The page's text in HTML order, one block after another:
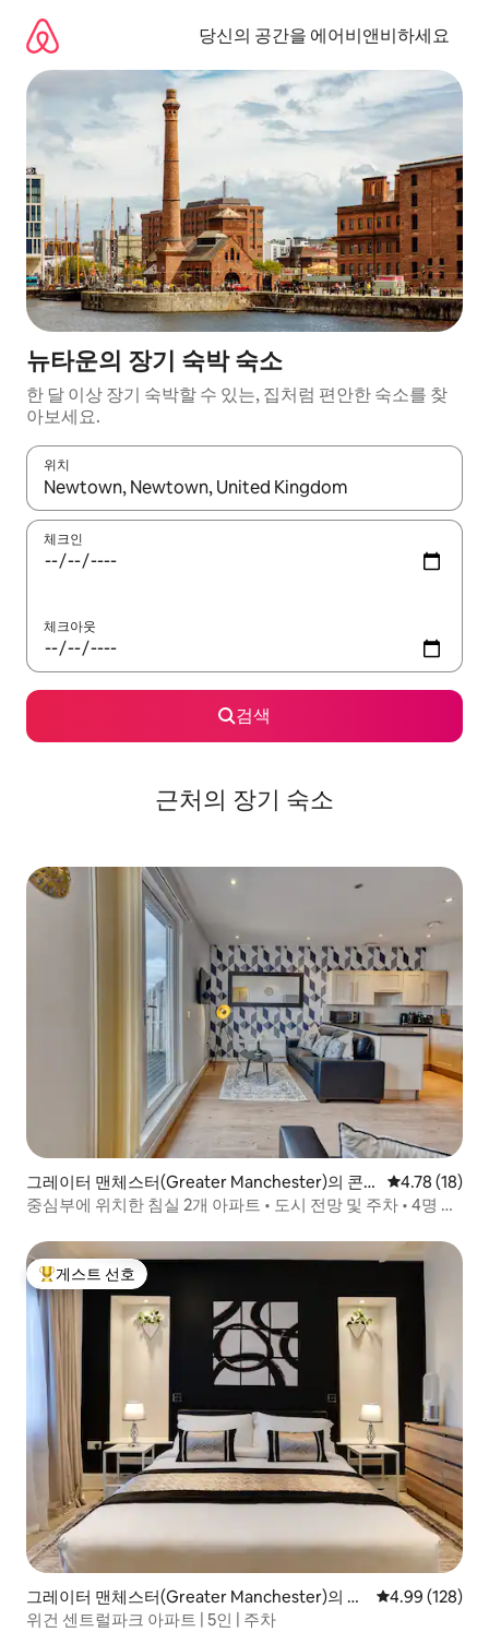
당신의 공간을 에어비앤비하세요
뉴타운의 장기 숙박 숙소
한 달 이상 장기 숙박할 수 있는, 집처럼 편안한 숙소를 찾
아보세요.
위치
결과가 나오면 위·아래 화살표 키를 사용하거나 터치 또는 스와이
체크인
체크아웃
검색
근처의 장기 숙소
그레이터 맨체스터(Greater Manchester)의 콘
도미니엄
평점 4.78점
4.78 (18)
중심부에 위치한 침실 2개 아파트 • 도시 전망 및 주차 • 4명 숙
상위 게스트 선호
게스트 선호
그레이터 맨체스터(Greater Manchester)의 콘
도미니엄
평점 4.99점(5
4.99 (128)
위건 센트럴파크 아파트 | 5인 | 주차